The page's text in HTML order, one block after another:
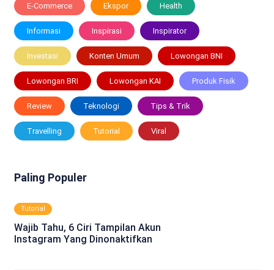
E-Commerce Ekspor Health
Informasi Inspirasi Inspirator
Investasi Konten Umum Lowongan BNI
Lowongan BRI Lowongan KAI Produk Fisik
Review Teknologi Tips & Trik
Travelling Tutorial Viral
Paling Populer
Tutorial
Wajib Tahu, 6 Ciri Tampilan Akun
Instagram Yang Dinonaktifkan